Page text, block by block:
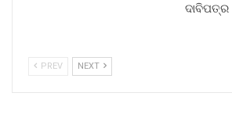
ଦାବିପତ୍ର
PREV NEXT